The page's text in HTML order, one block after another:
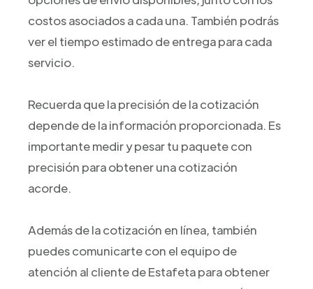
costos asociados a cada una. También podrás
ver el tiempo estimado de entrega para cada
servicio.
Recuerda que la precisión de la cotización
depende de la información proporcionada. Es
importante medir y pesar tu paquete con
precisión para obtener una cotización
acorde.
Además de la cotización en línea, también
puedes comunicarte con el equipo de
atención al cliente de Estafeta para obtener